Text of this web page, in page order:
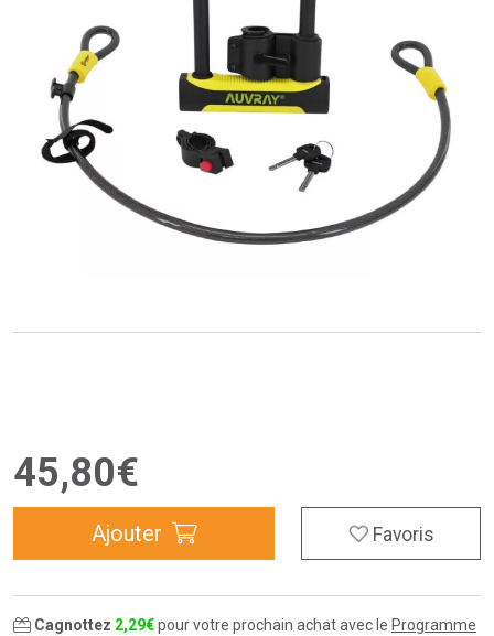
45,80€
Ajouter Favoris
Cagnottez 2,29€pour votre prochain achat avec le Programme